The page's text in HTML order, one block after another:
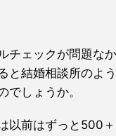
チェックが問題な
と結婚相談所のよ
でしょうか。
以前はずっと500